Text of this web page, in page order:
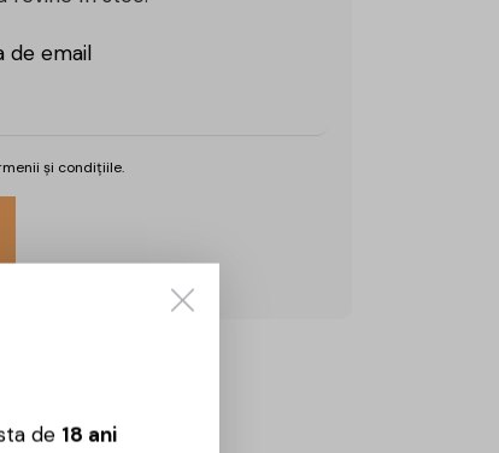
de email
și condițiile.
– 18:00
de 18 ani